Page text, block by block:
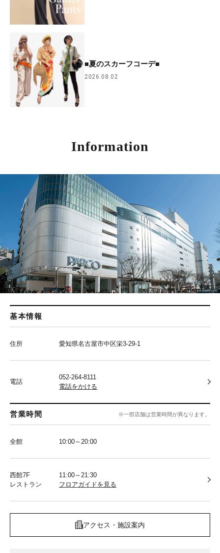
■夏のスカーフコーデ■
2026.08.02
Information
基本情報
住所 愛知県名古屋市中区栄3-29-1
電話
052-264-8111
電話をかける
営業時間 ※一部店舗は営業時間が異なります。
全館 10:00～20:00
西館7F
レストラン
11:00～21:30
フロアガイドを見る
アクセス・施設案内